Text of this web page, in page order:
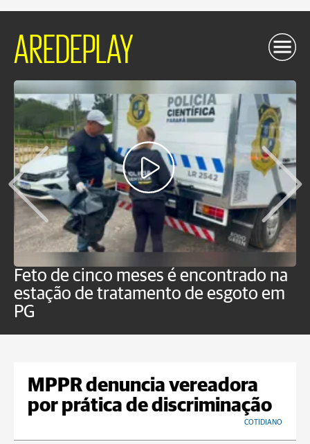
AREDEPLAY
Feto de cinco meses é encontrado na
estação de tratamento de esgoto em
PG
MPPR denuncia vereadora
por prática de discriminação
COTIDIANO